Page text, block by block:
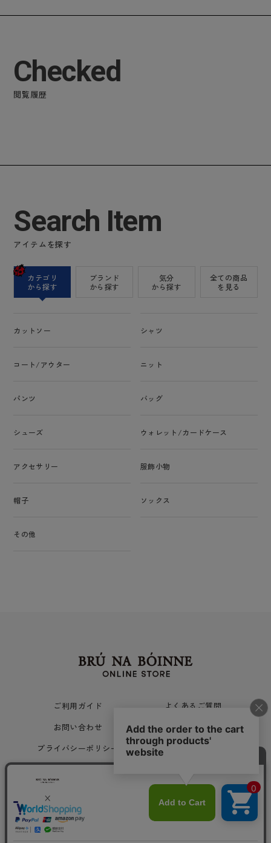
Checked
閲覧履歴
Search Item
アイテムを探す
カテゴリ
から探す
ブランド
から探す
気分
から探す
全ての商品
を見る
カットソー シャツ
コート/アウター ニット
パンツ バッグ
シューズ ウォレット/カードケース
アクセサリー 服飾小物
帽子 ソックス
その他
ご利用ガイド
よくあるご質問
お問い合わせ
ご利用規約
プライバシーポリシー